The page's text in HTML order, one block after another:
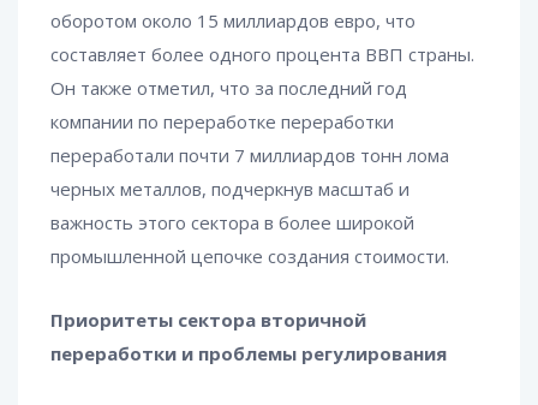
оборотом около 15 миллиардов евро, что
составляет более одного процента ВВП страны.
Он также отметил, что за последний год
компании по переработке переработки
переработали почти 7 миллиардов тонн лома
черных металлов, подчеркнув масштаб и
важность этого сектора в более широкой
промышленной цепочке создания стоимости.
Приоритеты сектора вторичной
переработки и проблемы регулирования